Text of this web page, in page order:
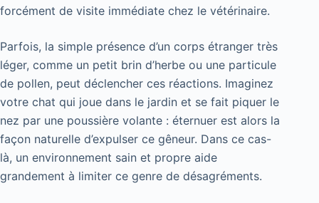
forcément de visite immédiate chez le vétérinaire.
Parfois, la simple présence d’un corps étranger très
léger, comme un petit brin d’herbe ou une particule
de pollen, peut déclencher ces réactions. Imaginez
votre chat qui joue dans le jardin et se fait piquer le
nez par une poussière volante : éternuer est alors la
façon naturelle d’expulser ce gêneur. Dans ce cas-
là, un environnement sain et propre aide
grandement à limiter ce genre de désagréments.